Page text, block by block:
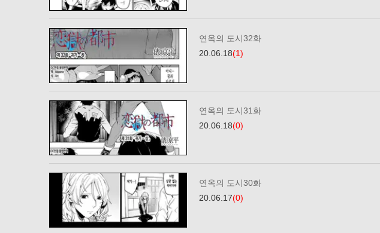
연옥의 도시32화
20.06.18(1)
연옥의 도시31화
20.06.18(0)
연옥의 도시30화
20.06.17(0)